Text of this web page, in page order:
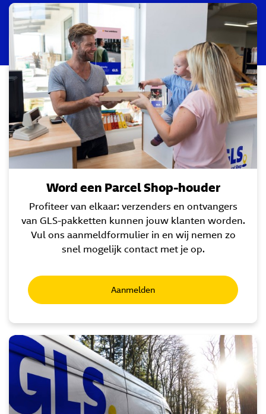
Word een Parcel Shop-houder
Profiteer van elkaar: verzenders en ontvangers
van GLS-pakketten kunnen jouw klanten worden.
Vul ons aanmeldformulier in en wij nemen zo
snel mogelijk contact met je op.
Aanmelden